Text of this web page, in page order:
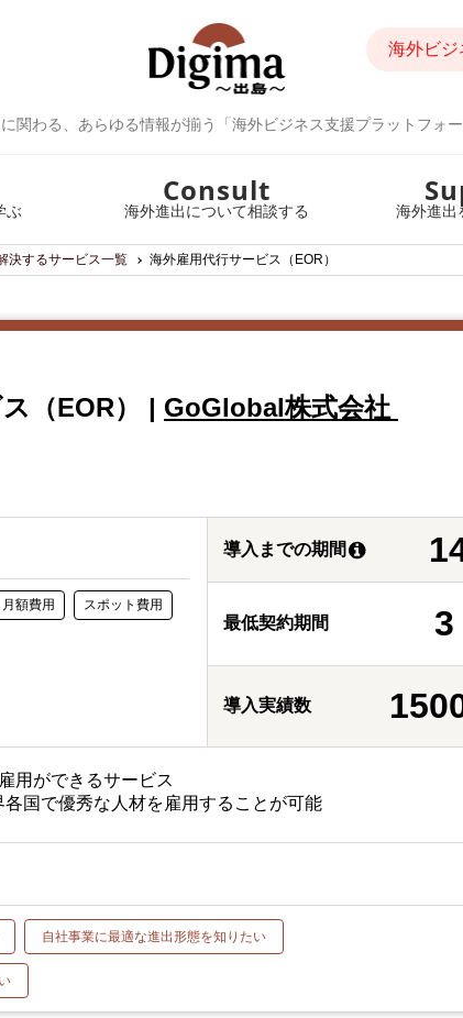
関わる、あらゆる情報が揃う「海外ビジネス支援プラットフォ
海外ビジ
ぶ
Consult
海外進出について相談する 海外進出
決するサービス一覧 海外雇用代行サービス（EOR）
（EOR） | GoGlobal株式会社
月額費用 スポット費用
導入までの期間
最低契約期間 3
導入実績数
用ができるサービス
国で優秀な人材を雇用することが可能
自社事業に最適な進出形態を知りたい